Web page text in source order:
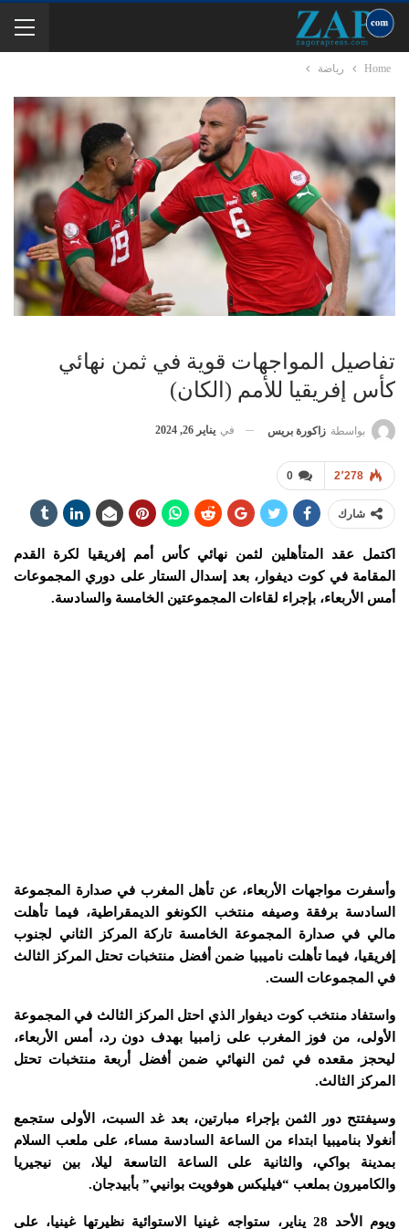
Home رياضة
تفاصيل المواجهات قوية في ثمن نهائي
كأس إفريقيا للأمم (الكان)
بواسطة زاكورة بريس في يناير 26, 2024
0 2٬278
شارك
اكتمل عقد المتأهلين لثمن نهائي كأس أمم إفريقيا لكرة القدم
المقامة في كوت ديفوار، بعد إسدال الستار على دوري المجموعات
أمس الأربعاء، بإجراء لقاءات المجموعتين الخامسة والسادسة.
وأسفرت مواجهات الأربعاء، عن تأهل المغرب في صدارة المجموعة
السادسة برفقة وصيفه منتخب الكونغو الديمقراطية، فيما تأهلت
مالي في صدارة المجموعة الخامسة تاركة المركز الثاني لجنوب
إفريقيا، فيما تأهلت ناميبيا ضمن أفضل منتخبات تحتل المركز الثالث
في المجموعات الست.
واستفاد منتخب كوت ديفوار الذي احتل المركز الثالث في المجموعة
الأولى، من فوز المغرب على زامبيا بهدف دون رد، أمس الأربعاء،
ليحجز مقعده في ثمن النهائي ضمن أفضل أربعة منتخبات تحتل
المركز الثالث.
وسيفتتح دور الثمن بإجراء مبارتين، بعد غد السبت، الأولى ستجمع
أنغولا بناميبيا ابتداء من الساعة السادسة مساء، على ملعب السلام
بمدينة بواكي، والثانية على الساعة التاسعة ليلا، بين نيجيريا
والكاميرون بملعب “فيليكس هوفويت بوانيي” بأبيدجان.
ويوم الأحد 28 يناير، ستواجه غينيا الاستوائية نظيرتها غينيا، على